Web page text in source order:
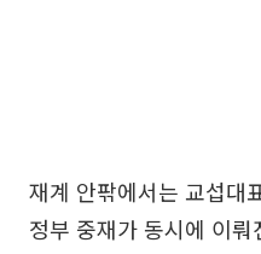
재계 안팎에서는 교섭대
정부 중재가 동시에 이